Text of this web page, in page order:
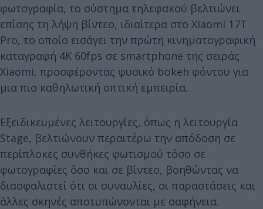
φωτογραφία, το σύστημα τηλεφακού βελτιώνει
επίσης τη λήψη βίντεο, ιδιαίτερα στο Xiaomi 17T
Pro, το οποίο εισάγει την πρώτη κινηματογραφική
καταγραφή 4K 60fps σε smartphone της σειράς
Xiaomi, προσφέροντας φυσικό bokeh φόντου για
μια πιο καθηλωτική οπτική εμπειρία.
Εξειδικευμένες λειτουργίες, όπως η λειτουργία
Stage, βελτιώνουν περαιτέρω την απόδοση σε
περίπλοκες συνθήκες φωτισμού τόσο σε
φωτογραφίες όσο και σε βίντεο, βοηθώντας να
διασφαλιστεί ότι οι συναυλίες, οι παραστάσεις και
άλλες σκηνές αποτυπώνονται με σαφήνεια.